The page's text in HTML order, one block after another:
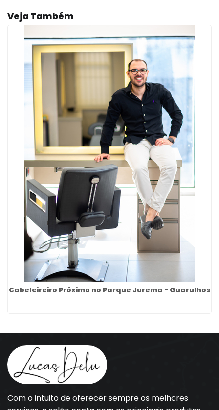
Veja Também
Cabeleireiro Próximo no Parque Jurema - Guarulhos
Com o intuito de oferecer sempre os melhores